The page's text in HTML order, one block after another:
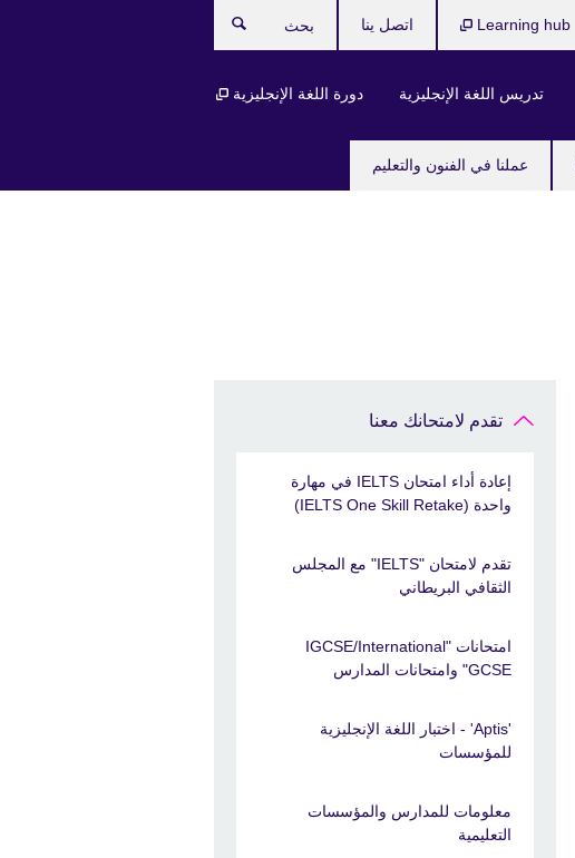
عملنا في الفنون والتعليم
تدريس اللغة الإنجليزية دورة اللغة الإنجليزية
Learning hub اتصل ينا
تقدم لامتحانك معنا
إعادة أداء امتحان IELTS في مهارة
واحدة (IELTS One Skill Retake)
تقدم لامتحان "IELTS" مع المجلس
الثقافي البريطاني
امتحانات "IGCSE/International
GCSE" وامتحانات المدارس
'Aptis' - اختبار اللغة الإنجليزية
للمؤسسات
معلومات للمدارس والمؤسسات
التعليمية